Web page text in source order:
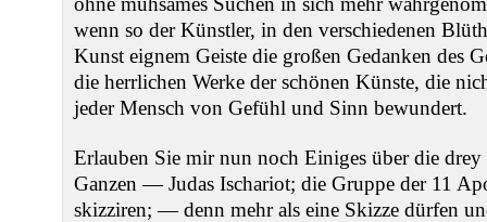
wenn so der Künstler, in den verschiedenen
Kunst eignem Geiste die großen Gedanken des
die herrlichen Werke der schönen Künste, die
jeder Mensch von Gefühl und Sinn bewundert.
Erlauben Sie mir nun noch Einiges über die drey
Ganzen — Judas Ischariot; die Gruppe der 11
skizziren; — denn mehr als eine Skizze dürfen